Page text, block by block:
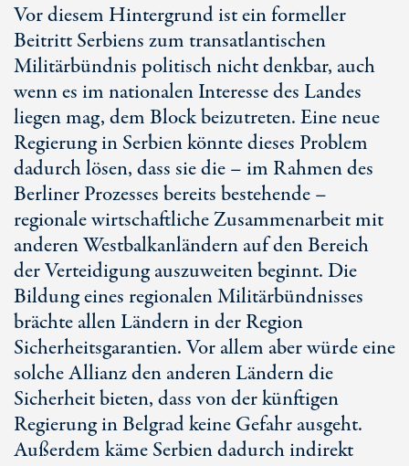
Vor diesem Hintergrund ist ein formeller
Beitritt Serbiens zum transatlantischen
Militärbündnis politisch nicht denkbar, auch
wenn es im nationalen Interesse des Landes
liegen mag, dem Block beizutreten. Eine neue
Regierung in Serbien könnte dieses Problem
dadurch lösen, dass sie die – im Rahmen des
Berliner Prozesses bereits bestehende –
regionale wirtschaftliche Zusammenarbeit mit
anderen Westbalkanländern auf den Bereich
der Verteidigung auszuweiten beginnt. Die
Bildung eines regionalen Militärbündnisses
brächte allen Ländern in der Region
Sicherheitsgarantien. Vor allem aber würde eine
solche Allianz den anderen Ländern die
Sicherheit bieten, dass von der künftigen
Regierung in Belgrad keine Gefahr ausgeht.
Außerdem käme Serbien dadurch indirekt